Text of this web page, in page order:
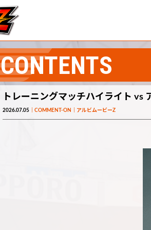
CONTENTS
トレーニングマッチハイライト vs
2026.07.05 COMMENT-ON アルビムービーZ